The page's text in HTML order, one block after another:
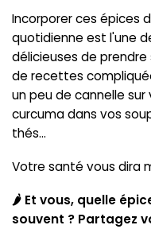
Incorporer ces épices
quotidienne est l'une
délicieuses de
de recettes
un peu de cannelle
curcuma dans vos
thés...
Votre santé vous dira
🌶️ Et vous, quelle
souvent ? Partagez